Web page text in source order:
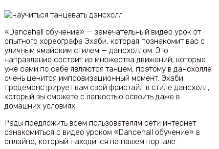
«Dancehall обучение» — замечательный видео урок от
опытного хореографа Эхаби, которая познакомит вас с
уличным ямайским стилем — дансхоллом. Это
направление состоит из множества движений, которые
уже сами по себе являются танцем, поэтому в дансхолле
очень ценится импровизационный момент. Эхаби
продемонстрирует вам свой фристайл в стиле дансхолл,
который вы сможете с легкостью освоить даже в
домашних условиях.
Рады предложить всем пользователям сети интернет
ознакомиться с видео уроком «Dancehall обучение» в
онлайне, который находится на нашем портале.